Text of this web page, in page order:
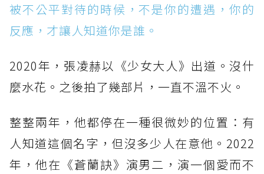
被不公平對待的時候，不是你的遭遇，你的
反應，才讓人知道你是誰。
2020年，張凌赫以《少女大人》出道。沒什
麼水花。之後拍了幾部片，一直不溫不火。
整整兩年，他都停在一種很微妙的位置：有
人知道這個名字，但沒多少人在意他。2022
年，他在《蒼蘭訣》演男二，演一個愛而不